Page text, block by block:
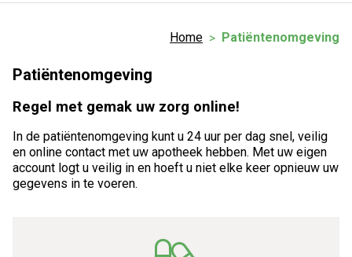
Home Patiëntenomgeving
Patiëntenomgeving
Regel met gemak uw zorg online!
In de patiëntenomgeving kunt u 24 uur per dag snel, veilig
en online contact met uw apotheek hebben. Met uw eigen
account logt u veilig in en hoeft u niet elke keer opnieuw uw
gegevens in te voeren.